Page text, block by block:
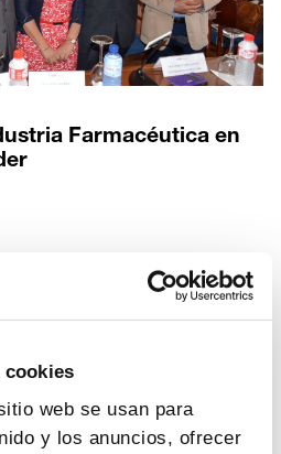
cookies
web se usan para
y los anuncios, ofrecer
Farmacéutica en